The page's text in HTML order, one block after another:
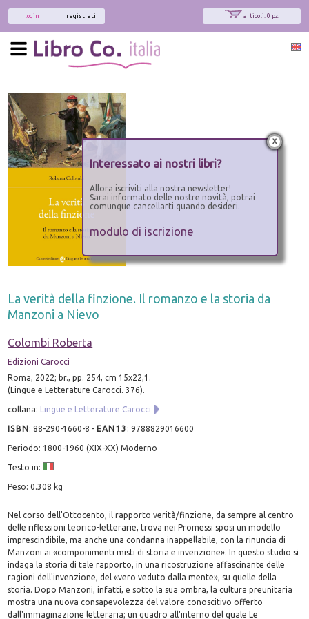
articoli: 0 pz.
registrati
login
La verità della finzione. Il romanzo e la storia da
Manzoni a Nievo
Colombi Roberta
Edizioni Carocci
Roma, 2022; br., pp. 254, cm 15x22,1.
(Lingue e Letterature Carocci. 376).
collana: Lingue e Letterature Carocci
ISBN:88-290-1660-8 - EAN13 :9788829016600
Periodo: 1800-1960 (XIX-XX) Moderno
Testo in:
Peso: 0.308 kg
Nel corso dell'Ottocento, il rapporto verità/finzione, da sempre al centro
delle riflessioni teorico-letterarie, trova nei Promessi sposi un modello
imprescindibile, ma anche una condanna inappellabile, con la rinuncia di
Manzoni ai «componimenti misti di storia e invenzione». In questo studio si
indaga la storia di tale rapporto, in una ricostruzione affascinante delle
ragioni dell'invenzione, del «vero veduto dalla mente», su quelle della
storia. Dopo Manzoni, infatti, e sotto la sua ombra, la cultura preunitaria
mostra una nuova consapevolezza del valore conoscitivo offerto
dall'immaginazione letteraria; un quadro all'interno del quale Le
x
Interessato ai nostri libri?
Allora iscriviti alla nostra newsletter!
Sarai informato delle nostre novità, potrai
comunque cancellarti quando desideri.
modulo di iscrizione